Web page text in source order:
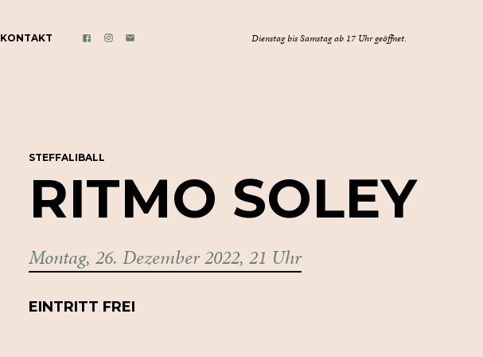
KONTAKT FACEBOOK
INSTAGRAM
E-
Dienstag bis Samstag ab 17 Uhr geöffnet.
STEFFALIBALL
RITMO SOLEY
Montag, 26. Dezember 2022, 21 Uhr
EINTRITT FREI